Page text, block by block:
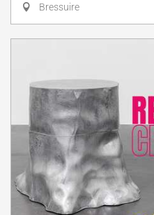
Bressuire